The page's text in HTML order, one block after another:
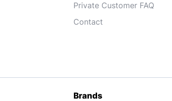
Private Customer FAQ
Contact
Brands